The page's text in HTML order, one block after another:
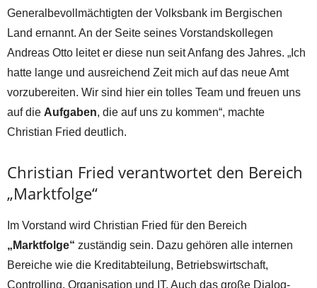
Generalbevollmächtigten der Volksbank im Bergischen
Land ernannt. An der Seite seines Vorstandskollegen
Andreas Otto leitet er diese nun seit Anfang des Jahres. „Ich
hatte lange und ausreichend Zeit mich auf das neue Amt
vorzubereiten. Wir sind hier ein tolles Team und freuen uns
auf die Aufgaben, die auf uns zu kommen“, machte
Christian Fried deutlich.
Christian Fried verantwortet den Bereich
„Marktfolge“
Im Vorstand wird Christian Fried für den Bereich
„Marktfolge“ zuständig sein. Dazu gehören alle internen
Bereiche wie die Kreditabteilung, Betriebswirtschaft,
Controlling, Organisation und IT. Auch das große Dialog-